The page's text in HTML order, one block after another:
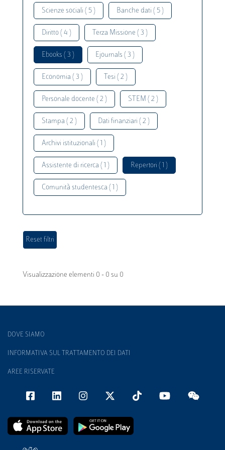
Scienze sociali ( 5 ) Banche dati ( 5 )
Diritto ( 4 ) Terza Missione ( 3 )
Ebooks ( 3 ) Ejournals ( 3 )
Economia ( 3 ) Tesi ( 2 )
Personale docente ( 2 ) STEM ( 2 )
Stampa ( 2 ) Dati finanziari ( 2 )
Archivi istituzionali ( 1 )
Assistente di ricerca ( 1 ) Repertori ( 1 )
Comunità studentesca ( 1 )
Visualizzazione elementi 0 - 0 su 0
DOVE SIAMO
INFORMATIVA SUL TRATTAMENTO DEI DATI
AREE RISERVATE